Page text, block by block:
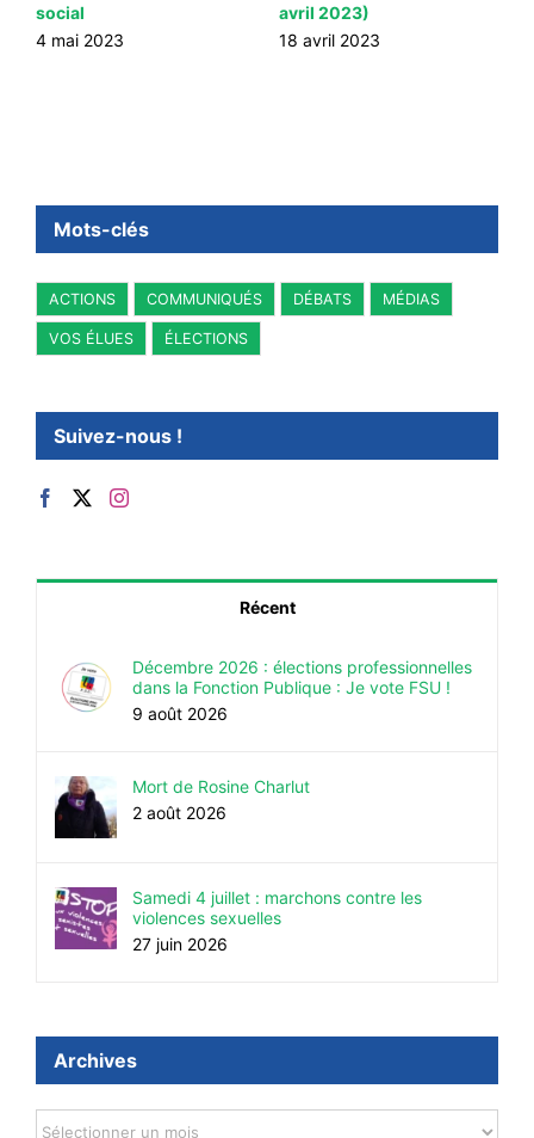
social
4 mai 2023
avril 2023)
18 avril 2023
Mots-clés
ACTIONS COMMUNIQUÉS DÉBATS MÉDIAS
VOS ÉLUES ÉLECTIONS
Suivez-nous !
Récent
Décembre 2026 : élections professionnelles
dans la Fonction Publique : Je vote FSU !
9 août 2026
Mort de Rosine Charlut
2 août 2026
Samedi 4 juillet : marchons contre les
violences sexuelles
27 juin 2026
Archives
Archives